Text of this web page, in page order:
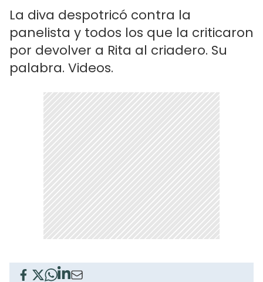
La diva despotricó contra la
panelista y todos los que la criticaron
por devolver a Rita al criadero. Su
palabra. Videos.